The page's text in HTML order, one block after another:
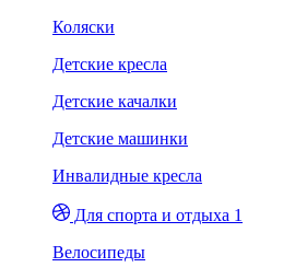
Коляски
Детские кресла
Детские качалки
Детские машинки
Инвалидные кресла
Для спорта и отдыха 1
Велосипеды